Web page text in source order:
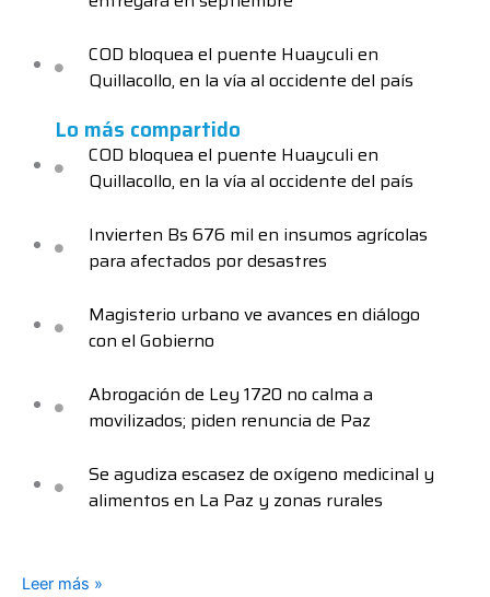
COD bloquea el puente Huayculi en
Quillacollo, en la vía al occidente del país
Lo más compartido
COD bloquea el puente Huayculi en
Quillacollo, en la vía al occidente del país
Invierten Bs 676 mil en insumos agrícolas
para afectados por desastres
Magisterio urbano ve avances en diálogo
con el Gobierno
Abrogación de Ley 1720 no calma a
movilizados; piden renuncia de Paz
Se agudiza escasez de oxígeno medicinal y
alimentos en La Paz y zonas rurales
Leer más »